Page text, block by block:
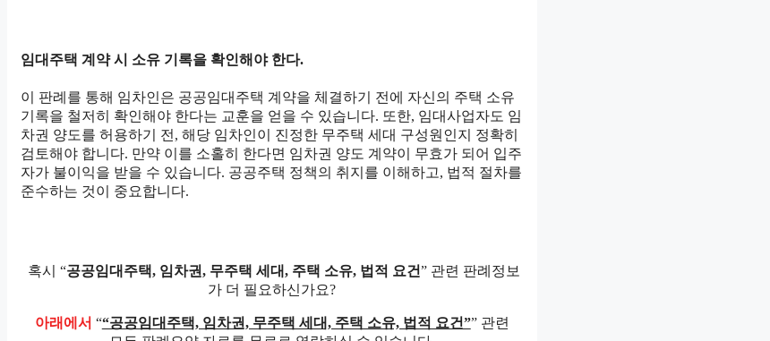
임대주택 계약 시 소유 기록을 확인해야 한다.
이 판례를 통해 임차인은 공공임대주택 계약을 체결하기 전에 자신의 주택 소유
기록을 철저히 확인해야 한다는 교훈을 얻을 수 있습니다. 또한, 임대사업자도 임
차권 양도를 허용하기 전, 해당 임차인이 진정한 무주택 세대 구성원인지 정확히
검토해야 합니다. 만약 이를 소홀히 한다면 임차권 양도 계약이 무효가 되어 입주
자가 불이익을 받을 수 있습니다. 공공주택 정책의 취지를 이해하고, 법적 절차를
준수하는 것이 중요합니다.
혹시 “공공임대주택, 임차권, 무주택 세대, 주택 소유, 법적 요건” 관련 판례정보
가 더 필요하신가요?
아래에서 ““공공임대주택, 임차권, 무주택 세대, 주택 소유, 법적 요건”” 관련